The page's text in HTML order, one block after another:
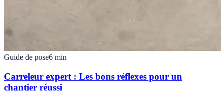
Guide de pose6 min
Carreleur expert : Les bons réflexes pour un
chantier réussi